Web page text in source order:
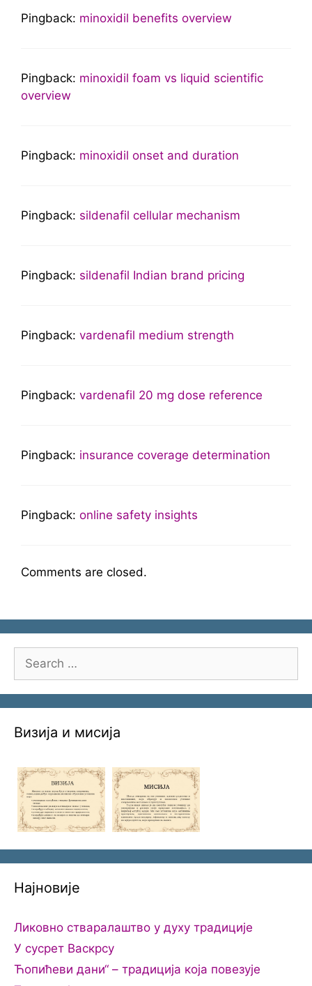
Pingback: minoxidil benefits overview
Pingback: minoxidil foam vs liquid scientific
overview
Pingback: minoxidil onset and duration
Pingback: sildenafil cellular mechanism
Pingback: sildenafil Indian brand pricing
Pingback: vardenafil medium strength
Pingback: vardenafil 20 mg dose reference
Pingback: insurance coverage determination
Pingback: online safety insights
Comments are closed.
Search
for:
Визија и мисија
Најновије
Ликовно стваралаштво у духу традиције
У сусрет Васкрсу
Ћопићеви дани“ – традиција која повезује